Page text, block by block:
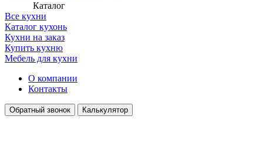
Каталог
Все кухни
Каталог кухонь
Кухни на заказ
Купить кухню
Мебель для кухни
О компании
Контакты
Обратный звонок Калькулятор